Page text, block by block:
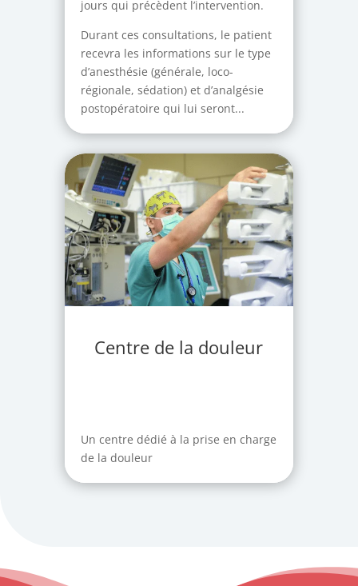
jours qui précèdent l’intervention.
Durant ces consultations, le patient
recevra les informations sur le type
d’anesthésie (générale, loco-
régionale, sédation) et d’analgésie
postopératoire qui lui seront...
Centre de la douleur
Un centre dédié à la prise en charge
de la douleur